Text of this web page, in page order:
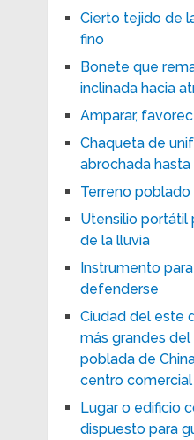
Cierto tejido de
fino
Bonete que
inclinada hacia
Amparar,
Chaqueta de
abrochada
Terreno
Utensilio portátil
de la lluvia
Instrumento
defenderse
Ciudad del este
más grandes
poblada de
centro
Lugar o edificio
dispuesto para